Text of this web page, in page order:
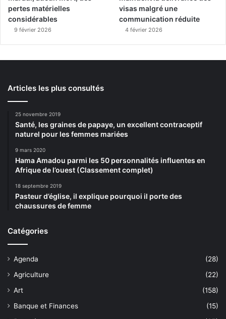
pertes matérielles
considérables
9 février 2026
visas malgré une
communication réduite
4 février 2026
Articles les plus consultés
25 novembre 2019
Santé, les graines de papaye, un excellent contraceptif
naturel pour les femmes mariées
9 mars 2020
Hama Amadou parmi les 50 personnalités influentes en
Afrique de l’ouest (Classement complet)
18 septembre 2019
Pasteur d’église, il explique pourquoi il porte des
chaussures de femme
Catégories
Agenda
(28)
Agriculture
(22)
Art
(158)
Banque et Finances
(15)